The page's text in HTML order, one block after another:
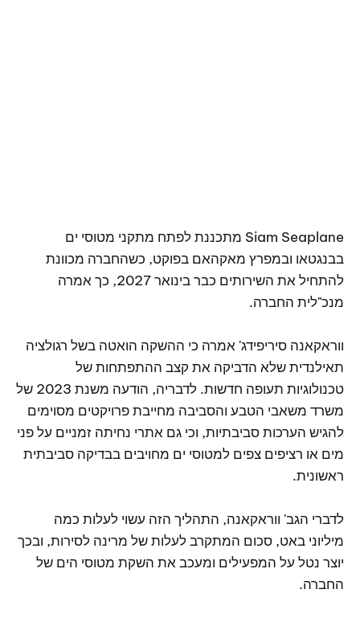
Siam Seaplane מתכננת לפתח מתקני מטוסי ים
בבנגטאו ובמפרץ מאקהאם בפוקט, כשהחברה מכוונת
להתחיל את השירותים כבר בינואר 2027, כך אמרה
מנכ"לית החברה.
ווראקאנה סיריפידג' אמרה כי ההשקה הואטה בשל רגולציה
תאילנדית שלא הדביקה את קצב ההתפתחות של
טכנולוגיות תעופה חדשות. לדבריה, הודעה משנת 2023 של
משרד משאבי הטבע והסביבה מחייבת פרויקטים מסוימים
להגיש הערכות סביבתיות, וכי גם אתרי נחיתה זמניים על פני
מים או רציפים צפים למטוסי ים מחויבים בבדיקה סביבתית
ראשונית.
לדברי הגב' ווראקאנה, התהליך הזה עשוי לעלות כמה
מיליוני באט, סכום המתקרב לעלות של מרינה לסירות, ובכך
יוצר נטל על המפעילים ומעכב את השקת מטוסי הים של
החברה.